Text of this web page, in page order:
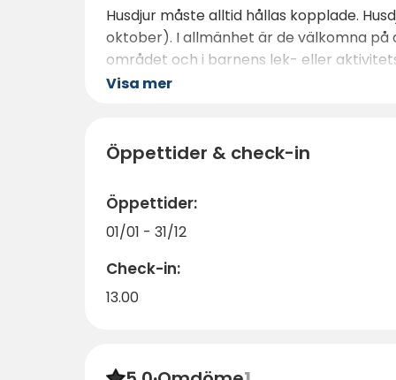
Husdjur måste alltid hållas kopplade.
oktober). I allmänhet är de välkomna på
området och i barnens lek- eller
gällande bestämmelser förklaras vara
för din nästa semester på Costa
Visa mer
Öppettider & check-in
Öppettider:
01/01 - 31/12
Check-in:
13.00